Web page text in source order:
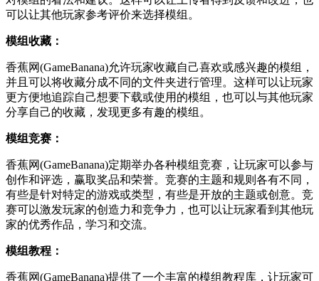
可以让其他玩家参考评价来选择模组。
模组收藏：
香蕉网(GameBanana)允许玩家收藏自己喜欢或感兴趣的模组，
并且可以将收藏分成不同的文件夹进行管理。这样可以让玩家
更方便地追踪自己想要下载或使用的模组，也可以与其他玩家
分享自己的收藏，发现更多有趣的模组。
模组竞赛：
香蕉网(GameBanana)定期举办各种模组竞赛，让玩家可以参与
创作和评选，赢取奖品和荣誉。竞赛的主题和规则各有不同，
有些是针对特定的游戏或类型，有些是开放的主题或创意。竞
赛可以激发玩家的创造力和竞争力，也可以让玩家看到其他玩
家的优秀作品，学习和交流。
模组教程：
香蕉网(GameBanana)提供了一个丰富的模组教程库，让玩家可